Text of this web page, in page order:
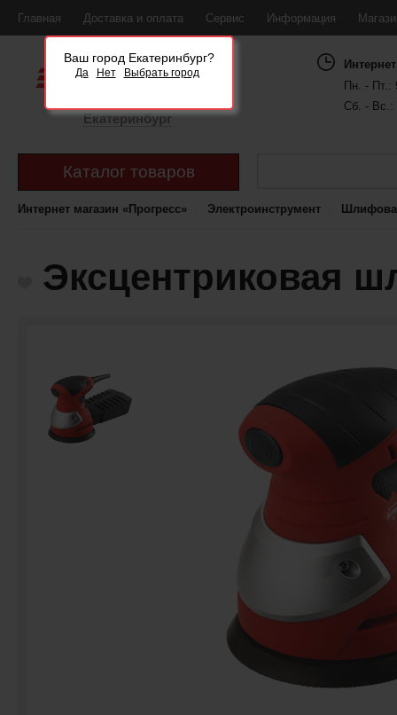
Главная Доставка и оплата Сервис Информация
Ваш город Екатеринбург?
Да Нет Выбрать город
Екатеринбург
Пн. - Пт.:
Сб. - Вс.:
Каталог товаров
Интернет магазин «Прогресс» Электроинструмент
Эксцентриковая